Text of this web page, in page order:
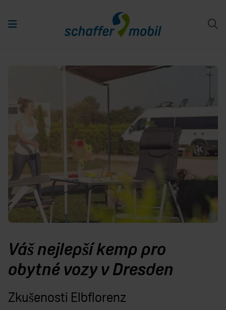
Váš nejlepší kemp pro
obytné vozy v Dresden
Zkušenosti Elbflorenz